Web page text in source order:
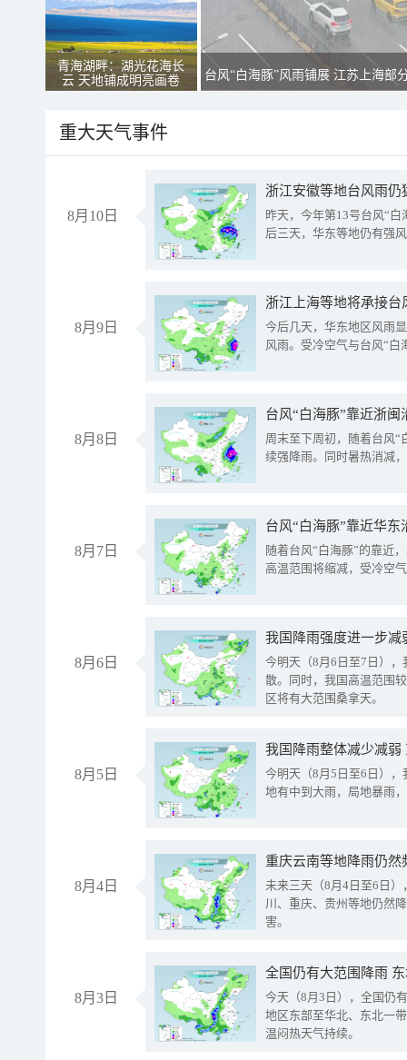
青海湖畔：湖光花海长
云 天地铺成明亮画卷
台风“白海豚”风雨铺展 江苏上海部
重大天气事件
8月10日
浙江安徽等地台风雨
昨天，今年第13号台风“
后三天，华东等地仍有强
8月9日
浙江上海等地将承接台
今后几天，华东地区风雨
风雨。受冷空气与台风“白
8月8日
台风“白海豚”靠近浙
周末至下周初，随着台风“
续强降雨。同时暑热消减
8月7日
台风“白海豚”靠近华
随着台风“白海豚”的靠近
高温范围将缩减，受冷空
8月6日
今明天（8月6日至7日）
散。同时，我国高温范围
区将有大范围桑拿天。
8月5日
我国降雨整体减少减弱
今明天（8月5日至6日）
地有中到大雨，局地暴雨
8月4日
重庆云南等地降雨仍然
未来三天（8月4日至6日
川、重庆、贵州等地仍然
害。
8月3日
全国仍有大范围降雨
今天（8月3日），全国仍
地区东部至华北、东北一
温闷热天气持续。